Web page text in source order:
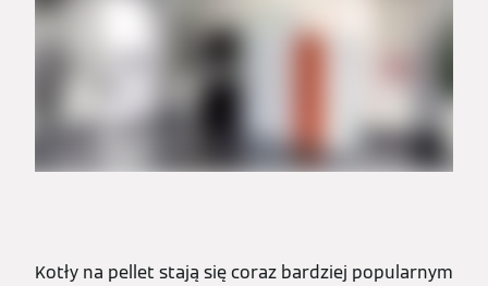
Kotły na pellet stają się coraz bardziej popularnym